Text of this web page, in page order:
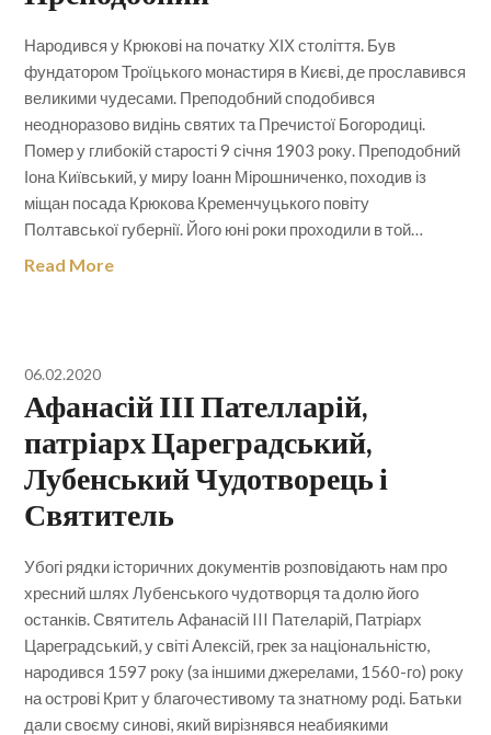
Народився у Крюкові на початку ХІХ століття. Був
фундатором Троїцького монастиря в Києві, де прославився
великими чудесами. Преподобний сподобився
неодноразово видінь святих та Пречистої Богородиці.
Помер у глибокій старості 9 січня 1903 року. Преподобний
Іона Київський, у миру Іоанн Мірошниченко, походив із
міщан посада Крюкова Кременчуцького повіту
Полтавської губернії. Його юні роки проходили в той…
Read More
06.02.2020
Афанасій ІІІ Пателларій,
патріарх Цареградський,
Лубенський Чудотворець і
Святитель
Убогі рядки історичних документів розповідають нам про
хресний шлях Лубенського чудотворця та долю його
останків. Святитель Афанасій III Пателарій, Патріарх
Цареградський, у світі Алексій, грек за національністю,
народився 1597 року (за іншими джерелами, 1560-го) року
на острові Крит у благочестивому та знатному роді. Батьки
дали своєму синові, який вирізнявся неабиякими